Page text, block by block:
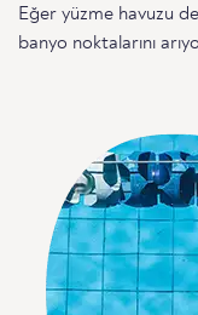
Eğer yüzme havuzu
banyo noktalarını